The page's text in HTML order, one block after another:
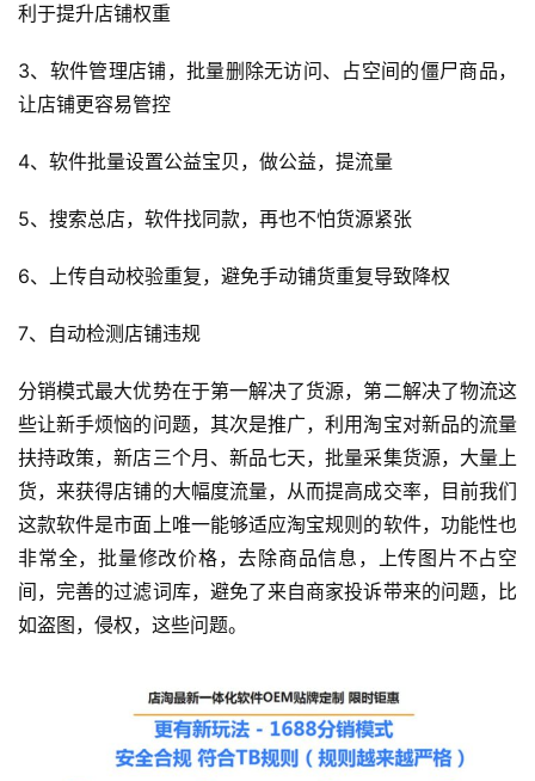
利于提升店铺权重
3、软件管理店铺，批量删除无访问、占空间的僵尸商品，
让店铺更容易管控
4、软件批量设置公益宝贝，做公益，提流量
5、搜索总店，软件找同款，再也不怕货源紧张
6、上传自动校验重复，避免手动铺货重复导致降权
7、自动检测店铺违规
分销模式最大优势在于第一解决了货源，第二解决了物流这
些让新手烦恼的问题，其次是推广，利用淘宝对新品的流量
扶持政策，新店三个月、新品七天，批量采集货源，大量上
货，来获得店铺的大幅度流量，从而提高成交率，目前我们
这款软件是市面上唯一能够适应淘宝规则的软件，功能性也
非常全，批量修改价格，去除商品信息，上传图片不占空
间，完善的过滤词库，避免了来自商家投诉带来的问题，比
如盗图，侵权，这些问题。